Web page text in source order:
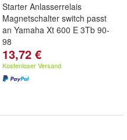
Starter Anlasserrelais
Magnetschalter switch passt
an Yamaha Xt 600 E 3Tb 90-
98
13,72 €
Kostenloser Versand